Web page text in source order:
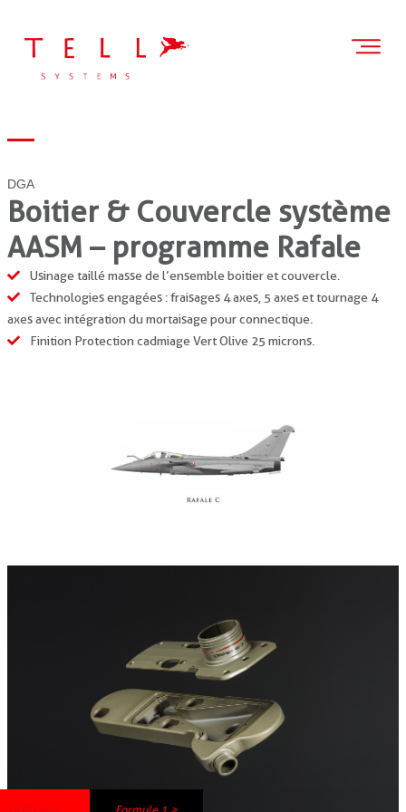
DGA
Boitier & Couvercle système
AASM – programme Rafale
Usinage taillé masse de l’ensemble boitier et couvercle.
Technologies engagées : fraisages 4 axes, 5 axes et tournage 4
axes avec intégration du mortaisage pour connectique.
Finition Protection cadmiage Vert Olive 25 microns.